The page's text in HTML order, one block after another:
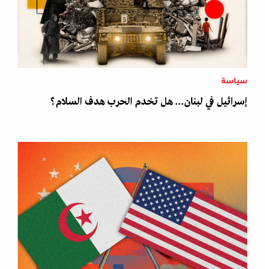
سياسة
إسرائيل في لبنان... هل تخدم الحرب هدف السلام؟